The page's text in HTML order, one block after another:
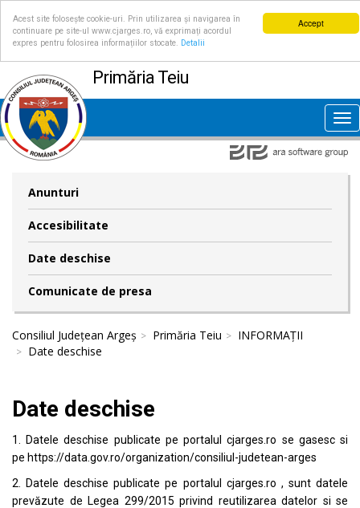
Accept
Acest site folosește cookie-uri. Prin utilizarea și navigarea în
continuare pe site-ul www.cjarges.ro, vă exprimați acordul
expres pentru folosirea informațiilor stocate.
Detalii
Primăria Teiu
Anunturi
Accesibilitate
Date deschise
Comunicate de presa
Consiliul Județean Argeș Primăria Teiu
INFORMAȚII
Date deschise
Date deschise
1. Datele deschise publicate pe portalulcjarges.ro se gasesc si
pe https://data.gov.ro/organization/consiliul-judetean-arges
2. Datele deschise publicate pe portalul cjarges.ro , sunt datele
prevăzute de Legea 299/2015 privind reutilizarea datelor si se